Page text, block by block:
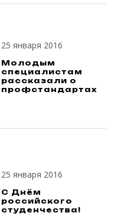
25 января 2016
Молодым
специалистам
рассказали о
профстандартах
25 января 2016
С Днём
российского
студенчества!